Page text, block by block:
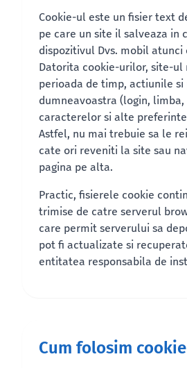
Cookie-ul este un fisier text
pe care un site il salveaza in
dispozitivul Dvs. mobil
Datorita cookie-urilor, site-ul
perioada de timp, actiunile
dumneavoastra (login, limba,
caracterelor si alte
Astfel, nu mai trebuie sa le
cate ori reveniti la site sau
pagina pe alta.
Practic, fisierele cookie
trimise de catre serverul
care permit serverului sa
pot fi actualizate si
entitatea responsabila de
Cum folosim